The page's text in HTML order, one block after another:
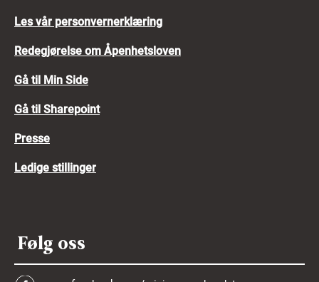
Les vår personvernerklæring
Redegjørelse om Åpenhetsloven
Gå til Min Side
Gå til Sharepoint
Presse
Ledige stillinger
Følg oss